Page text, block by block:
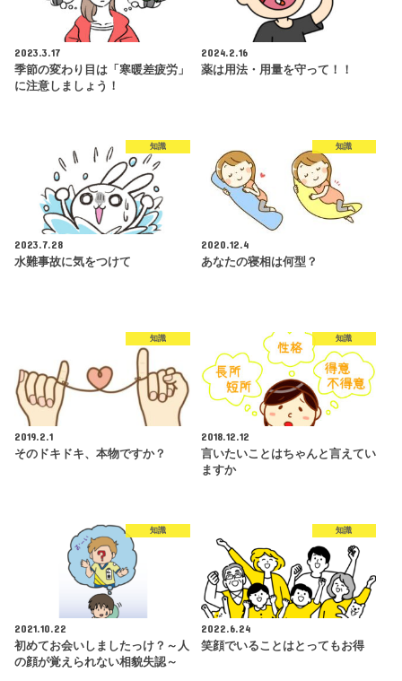
2023.3.17
季節の変わり目は「寒暖差疲労」
に注意しましょう！
2024.2.16
薬は用法・用量を守って！！
知識
2023.7.28
水難事故に気をつけて
知識
2020.12.4
あなたの寝相は何型？
知識
2019.2.1
そのドキドキ、本物ですか？
知識
2018.12.12
言いたいことはちゃんと言えてい
ますか
知識
2021.10.22
初めてお会いしましたっけ？～人
の顔が覚えられない相貌失認～
知識
2022.6.24
笑顔でいることはとってもお得